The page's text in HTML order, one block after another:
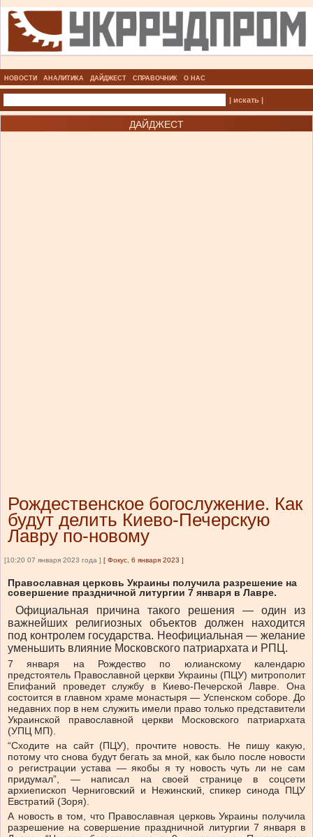
НОВОСТИ АНАЛИТИКА ДАЙДЖЕСТ СПРАВОЧНИК О НАС
| искать |
ДАЙДЖЕСТ
Рождественское богослужение. Как
будут делить Киево-Печерскую
Лавру по-новому
[10:20 07 января 2023 года ] [ Фокус, 6 января 2023 ]
Православная церковь Украины получила разрешение на
совершение праздничной литургии 7 января в Лавре.
Официальная причина такого решения — один из
важнейших религиозных объектов должен находится
под контролем государства. Неофициальная — желание
уменьшить влияние Московского патриархата и РПЦ.
7 января на Рождество по юлианскому календарю
предстоятель Православной церкви Украины (ПЦУ) митрополит
Епифаний проведет службу в Киево-Печерской Лавре. Она
состоится в главном храме монастыря — Успенском соборе. До
недавних пор в нем служить имели право только представители
Украинской православной церкви Московского патриархата
(УПЦ МП).
“Сходите на сайт (ПЦУ), прочтите новость. Не пишу какую,
потому что снова будут бегать за мной, как было после новости
о регистрации устава — якобы я ту новость чуть ли не сам
придумал”, — написал на своей странице в соцсети
архиепископ Черниговский и Нежинский, спикер синода ПЦУ
Евстратий (Зоря).
А новость в том, что Православная церковь Украины получила
разрешение на совершение праздничной литургии 7 января в